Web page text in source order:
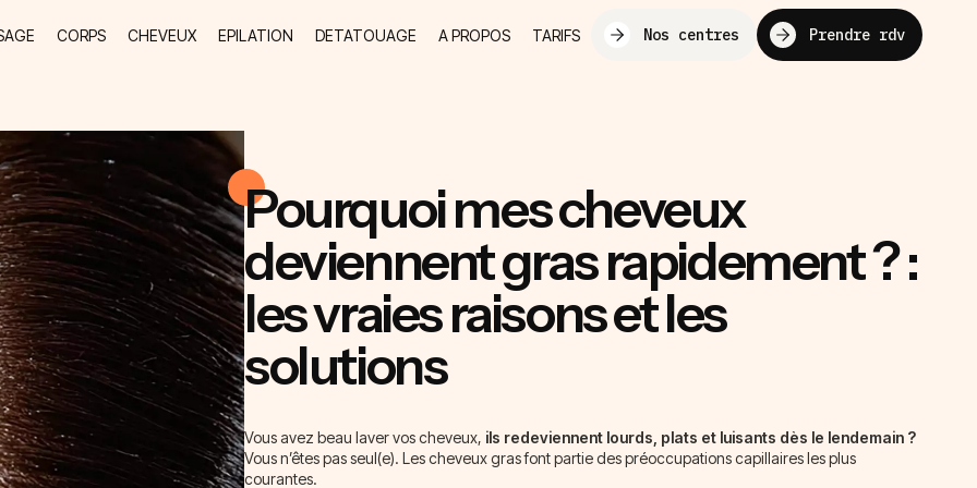
CORPS CHEVEUX EPILATION DETATOUAGE A PROPOS TARIFS Nos centres Prendre rdv
Pourquoi mes cheveux
deviennent gras rapidement ? :
les vraies raisons et les
solutions
Vous avez beau laver vos cheveux, ils redeviennent lourds, plats et luisants dès le lendemain ?
Vous n’êtes pas seul(e). Les cheveux gras font partie des préoccupations capillaires les plus
courantes.